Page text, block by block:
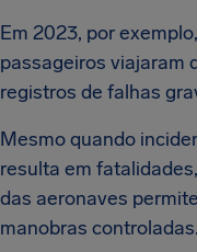
Em 2023, por
passageiros viajaram
registros de falhas
Mesmo quando
resulta em
das aeronaves
manobras controladas.